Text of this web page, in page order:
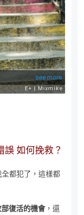
誤 如何挽救？
都犯了，這樣都
復活的機會，還